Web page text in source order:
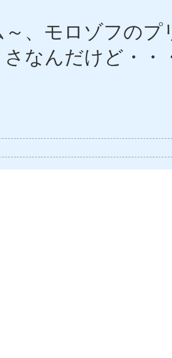
～、モロゾフのプ
さなんだけど・・